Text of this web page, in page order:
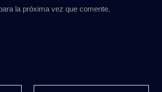
la próxima vez que comente.